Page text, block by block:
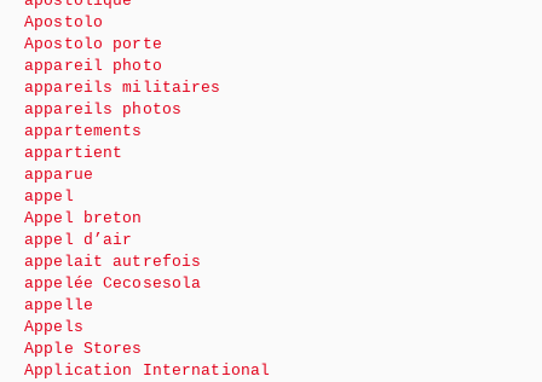
Apostolo
Apostolo porte
appareil photo
appareils militaires
appareils photos
appartements
appartient
apparue
appel
Appel breton
appel d’air
appelait autrefois
appelée Cecosesola
appelle
Appels
Apple Stores
Application International